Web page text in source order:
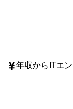
年収からITエ